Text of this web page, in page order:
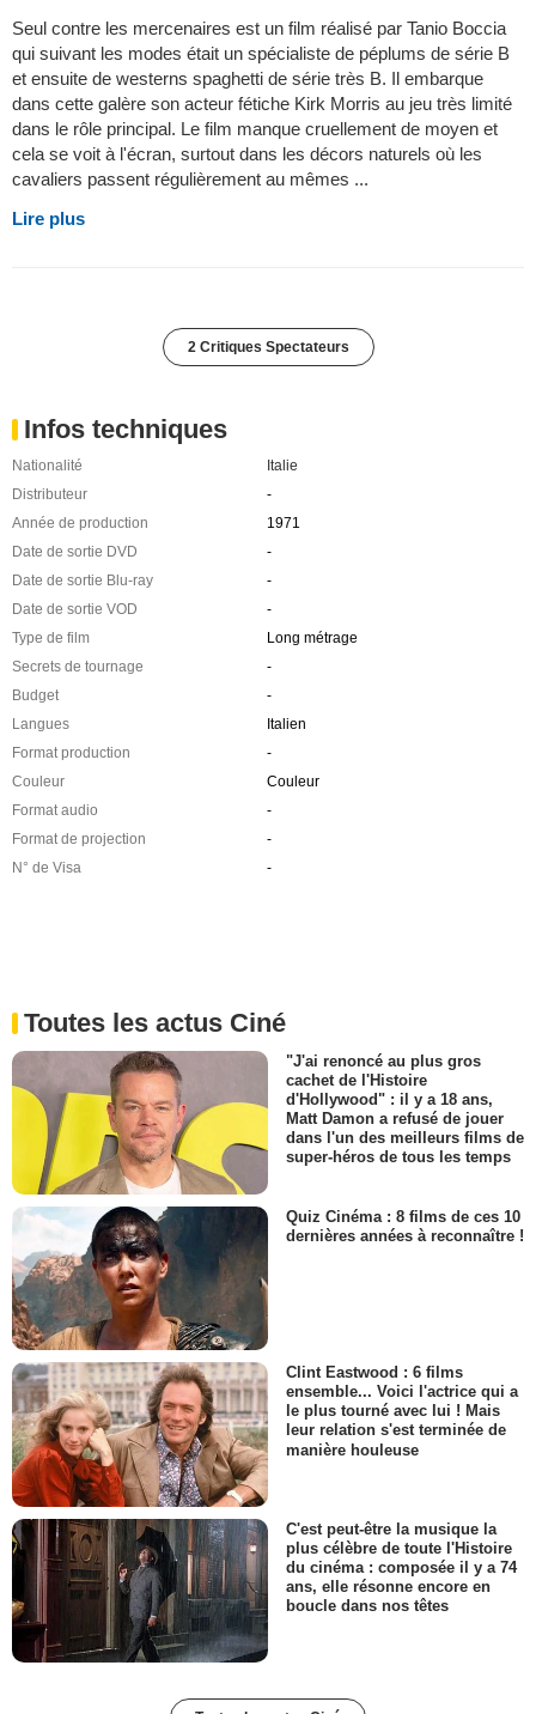
Seul contre les mercenaires est un film réalisé par Tanio Boccia
qui suivant les modes était un spécialiste de péplums de série B
et ensuite de westerns spaghetti de série très B. Il embarque
dans cette galère son acteur fétiche Kirk Morris au jeu très limité
dans le rôle principal. Le film manque cruellement de moyen et
cela se voit à l'écran, surtout dans les décors naturels où les
cavaliers passent régulièrement au mêmes ...
Lire plus
2 Critiques Spectateurs
Infos techniques
Nationalité
Italie
Distributeur
-
Année de production
1971
Date de sortie DVD
-
Date de sortie Blu-ray
-
Date de sortie VOD
-
Type de film
Long métrage
Secrets de tournage
-
Budget
-
Langues
Italien
Format production
-
Couleur
Couleur
Format audio
-
Format de projection
-
N° de Visa
-
Toutes les actus Ciné
"J'ai renoncé au plus gros
cachet de l'Histoire
d'Hollywood" : il y a 18 ans,
Matt Damon a refusé de jouer
dans l'un des meilleurs films de
super-héros de tous les temps
Quiz Cinéma : 8 films de ces 10
dernières années à reconnaître !
Clint Eastwood : 6 films
ensemble... Voici l'actrice qui a
le plus tourné avec lui ! Mais
leur relation s'est terminée de
manière houleuse
C'est peut-être la musique la
plus célèbre de toute l'Histoire
du cinéma : composée il y a 74
ans, elle résonne encore en
boucle dans nos têtes